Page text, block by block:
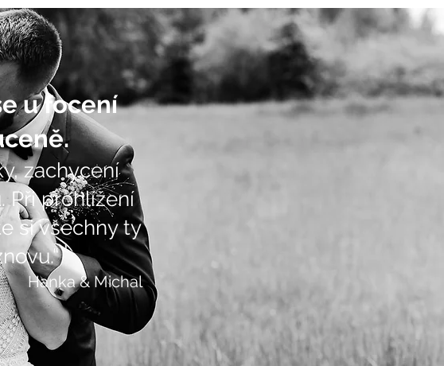
u focení
zachycení
Při prohlížení
si všechny ty
Hanka & Michal